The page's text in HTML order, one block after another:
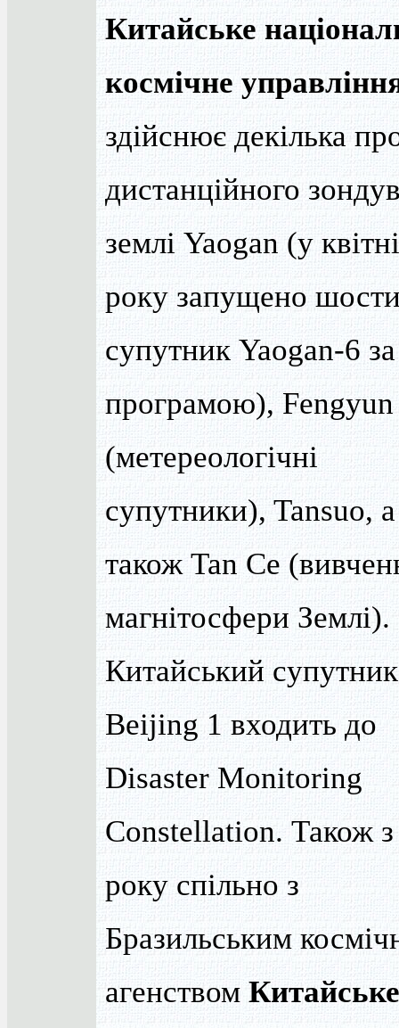
Китайське
космічне
здійснює декілька
дистанційного
землі Yaogan (у
року запущено
супутник Yaogan-6
програмою), Fengyun
(метереологічні
супутники), Tansuo, а
також Tan Ce
магнітосфери Землі).
Китайський супутник
Beijing 1 входить до
Disaster Monitoring
Constellation. Також
року спільно з
Бразильським
агенством Китайське